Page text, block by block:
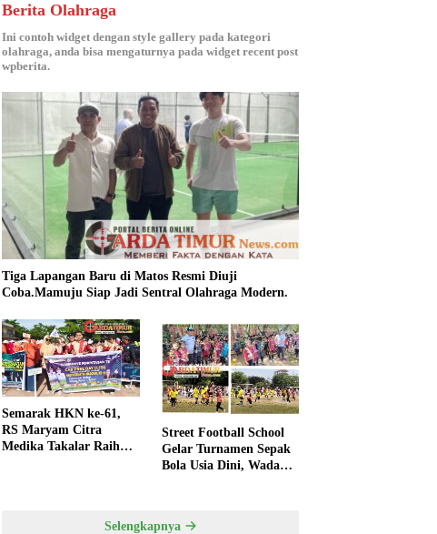
Berita Olahraga
Ini contoh widget dengan style gallery pada kategori
olahraga, anda bisa mengaturnya pada widget recent post
wpberita.
Tiga Lapangan Baru di Matos Resmi Diuji
Coba.Mamuju Siap Jadi Sentral Olahraga Modern.
Semarak HKN ke-61,
RS Maryam Citra
Medika Takalar Raih
Street Football School
Gelar Turnamen Sepak
Bola Usia Dini, Wadah
Selengkapnya